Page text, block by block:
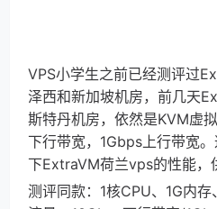
VPS小学生之前已经测评过
泽西和新加坡机房，前几天
斯特丹机房，依然是KVM虚
下行带宽，1Gbps上行带宽
下ExtraVM荷兰vps的性能，
测评同款：1核CPU、1G内